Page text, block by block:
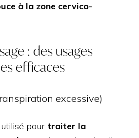
à la zone cervico-
: des usages
efficaces
excessive)
pour traiter la